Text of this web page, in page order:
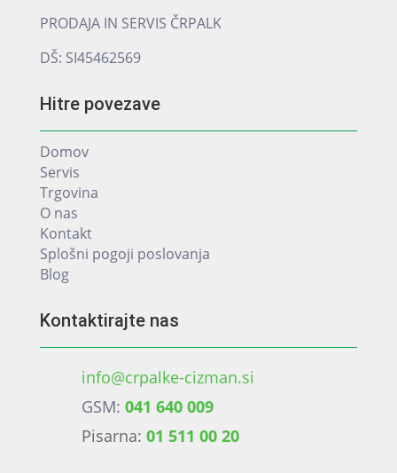
PRODAJA IN SERVIS ČRPALK
DŠ: SI45462569
Hitre povezave
Domov
Servis
Trgovina
O nas
Kontakt
Splošni pogoji poslovanja
Blog
Kontaktirajte nas
info@crpalke-cizman.si
GSM: 041 640 009
Pisarna: 01 511 00 20